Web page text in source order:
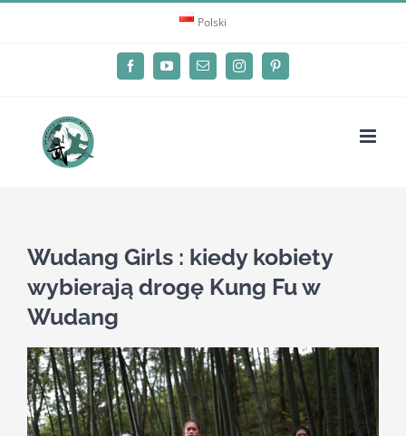
Polski
FacebookYouTubeEmail InstagramPinterest
Wudang Girls : kiedy kobiety
wybierają drogę Kung Fu w
Wudang
View
Larger
Image